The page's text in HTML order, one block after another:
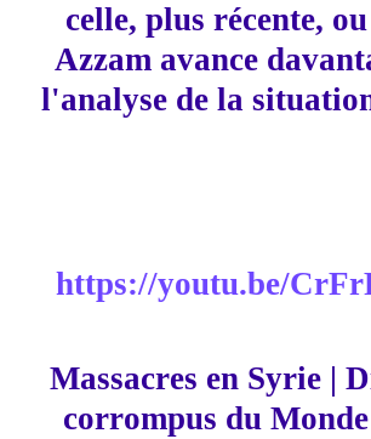
celle, plus récente,
Azzam avance
l'analyse de la
https://youtu.be/
Massacres en Syrie |
corrompus du